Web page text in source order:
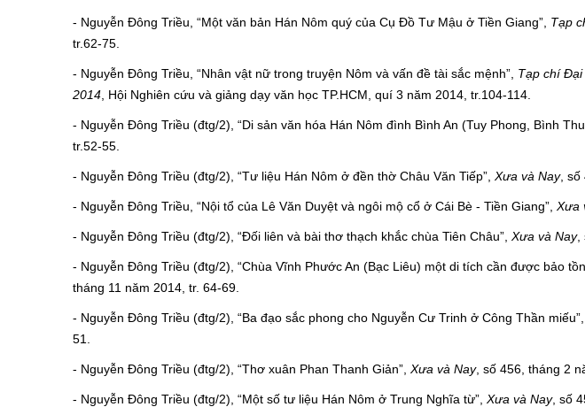
- Nguyễn Đông Triều, “Một văn bản Hán Nôm quý của Cụ Đồ Tư Mậu ở Tiền Giang”, Tạp
tr.62-75.
- Nguyễn Đông Triều, “Nhân vật nữ trong truyện Nôm và vấn đề tài sắc mệnh”, Tạp chí Đại
2014 , Hội Nghiên cứu và giảng dạy văn học TP.HCM, quí 3 năm 2014, tr.104-114.
- Nguyễn Đông Triều (đtg/2), “Di sản văn hóa Hán Nôm đình Bình An (Tuy Phong, Bình
tr.52-55.
- Nguyễn Đông Triều (đtg/2), “Tư liệu Hán Nôm ở đền thờ Châu Văn Tiếp”, Xưa và Nay, số
- Nguyễn Đông Triều, “Nội tổ của Lê Văn Duyệt và ngôi mộ cổ ở Cái Bè - Tiền Giang”, Xưa
- Nguyễn Đông Triều (đtg/2), “Đối liên và bài thơ thạch khắc chùa Tiên Châu”, Xưa và Nay,
- Nguyễn Đông Triều (đtg/2), “Chùa Vĩnh Phước An (Bạc Liêu) một di tích cần được bảo
tháng 11 năm 2014, tr. 64-69.
- Nguyễn Đông Triều (đtg/2), “Ba đạo sắc phong cho Nguyễn Cư Trinh ở Công Thần miếu”,
51.
- Nguyễn Đông Triều (đtg/2), “Thơ xuân Phan Thanh Giản”, Xưa và Nay, số 456, tháng 2
- Nguyễn Đông Triều (đtg/2), “Một số tư liệu Hán Nôm ở Trung Nghĩa từ”, Xưa và Nay, số